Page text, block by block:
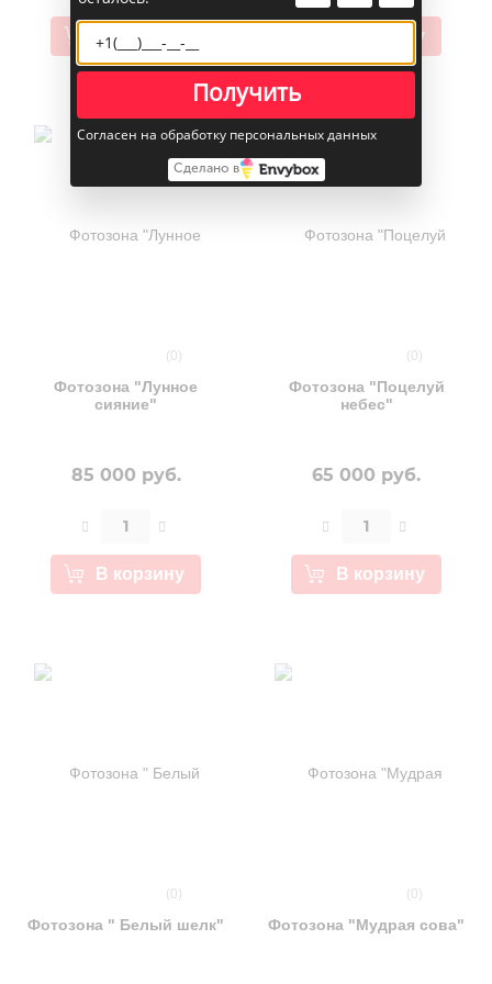
В корзину В корзину
(0)
Фотозона "Лунное
сияние"
85 000 руб.
В корзину
(0)
Фотозона "Поцелуй
небес"
65 000 руб.
В корзину
(0)
Фотозона " Белый шелк"
(0)
Фотозона "Мудрая сова"
Получить
Согласен на обработку персональных данных
Сделано в